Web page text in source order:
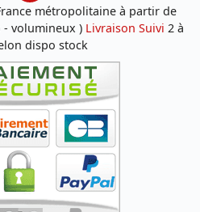
métropolitaine à partir de
- volumineux ) Livraison Suivi 2 à
dispo stock